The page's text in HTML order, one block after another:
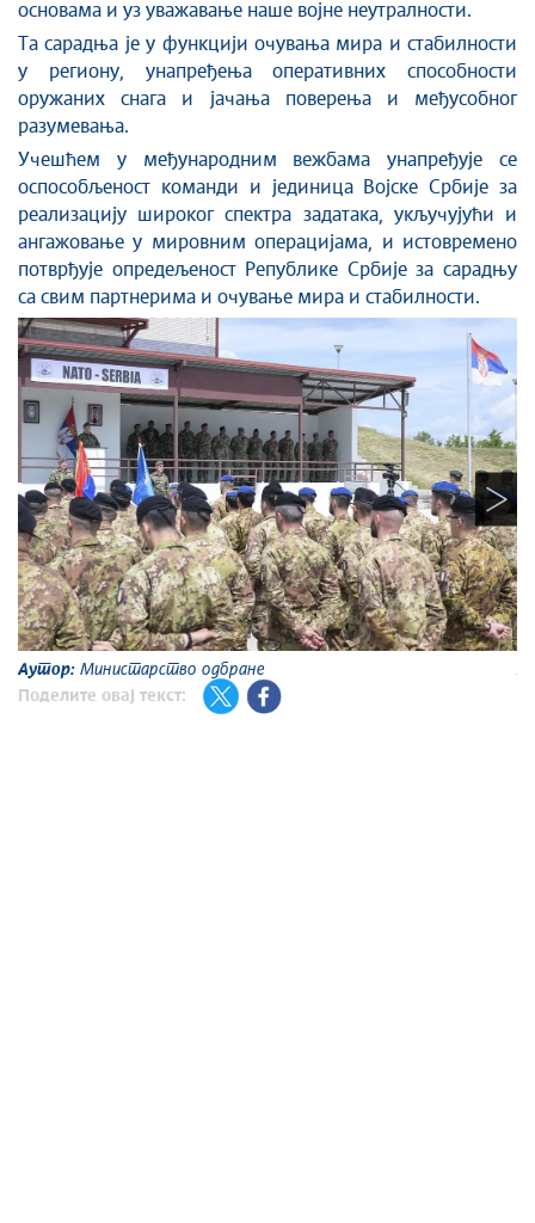
основама и уз уважавање наше војне неутралности.
Та сарадња је у функцији очувања мира и стабилности
у региону, унапређења оперативних способности
оружаних снага и јачања поверења и међусобног
разумевања.
Учешћем у међународним вежбама унапређује се
оспособљеност команди и јединица Војске Србије за
реализацију широког спектра задатака, укључујући и
ангажовање у мировним операцијама, и истовремено
потврђује опредељеност Републике Србије за сарадњу
са свим партнерима и очување мира и стабилности.
Аутор: Министарство одбране
Поделите овај текст: